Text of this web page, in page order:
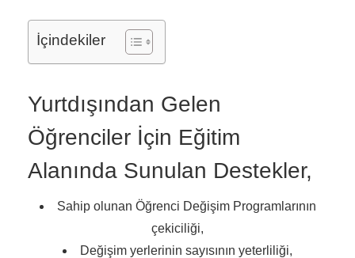
İçindekiler
Yurtdışından Gelen
Öğrenciler İçin Eğitim
Alanında Sunulan Destekler,
Sahip olunan Öğrenci Değişim Programlarının
çekiciliği,
Değişim yerlerinin sayısının yeterliliği,